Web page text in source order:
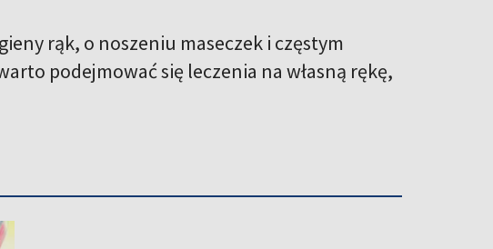
rąk, o noszeniu maseczek i częstym
podejmować się leczenia na własną rękę,